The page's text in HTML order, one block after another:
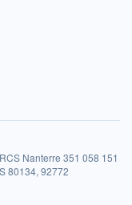
Nanterre 351 058 151
80134, 92772